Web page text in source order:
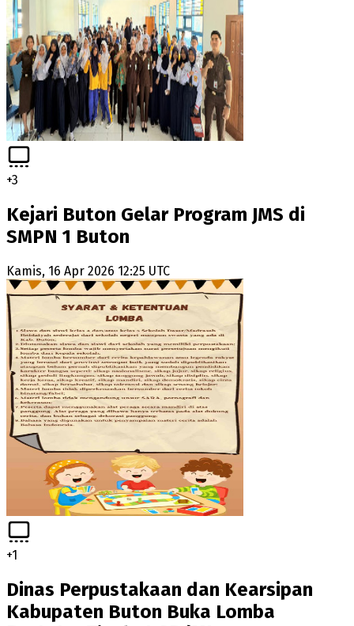
+3
Kejari Buton Gelar Program JMS di
SMPN 1 Buton
Kamis, 16 Apr 2026 12:25 UTC
+1
Dinas Perpustakaan dan Kearsipan
Kabupaten Buton Buka Lomba